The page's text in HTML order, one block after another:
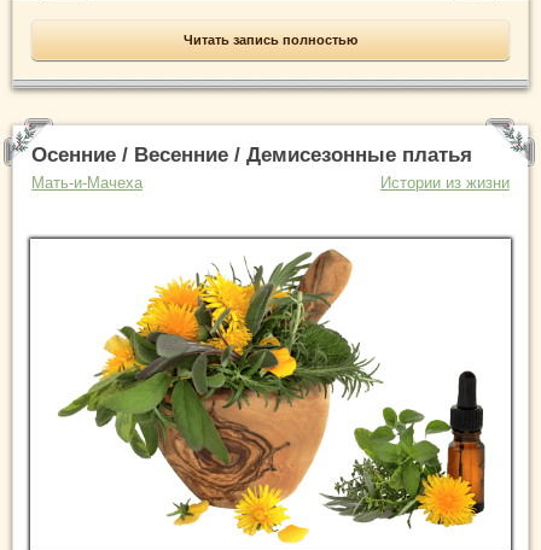
Читать запись полностью
Осенние / Весенние / Демисезонные платья
Мать-и-Мачеха Истории из жизни